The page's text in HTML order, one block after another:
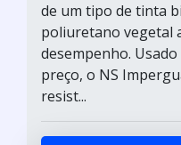
de um tipo de tinta
poliuretano vegetal
desempenho.
preço, o NS
resist...